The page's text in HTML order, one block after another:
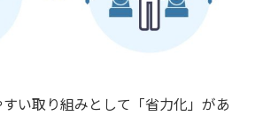
い取り組みとして「省力化」があ